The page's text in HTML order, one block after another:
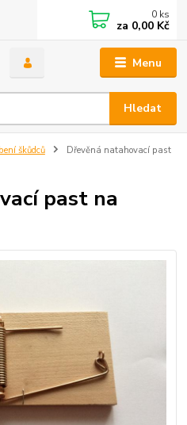
Menu
Hledat
0 ks
za 0,00 Kč
škůdců
Dřevěná natahovací past
past na